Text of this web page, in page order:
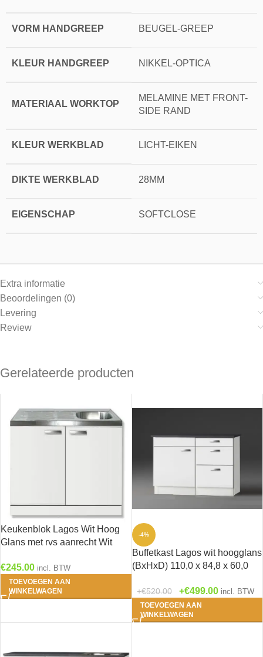
VORM HANDGREEP BEUGEL-GREEP
KLEUR HANDGREEP NIKKEL-OPTICA
MATERIAAL WORKTOP
MELAMINE MET FRONT-
SIDE RAND
KLEUR WERKBLAD LICHT-EIKEN
DIKTE WERKBLAD 28MM
EIGENSCHAP SOFTCLOSE
Extra informatie
Beoordelingen (0)
Levering
Review
Gerelateerde producten
Keukenblok Lagos Wit Hoog
Glans met rvs aanrecht Wit
SPL106-9-886
€245.00 incl. BTW
TOEVOEGEN AAN
WINKELWAGEN
-4%
Buffetkast Lagos wit hoogglans
(BxHxD) 110,0 x 84,8 x 60,0
€520.00 €499.00 incl. BTW
TOEVOEGEN AAN
WINKELWAGEN